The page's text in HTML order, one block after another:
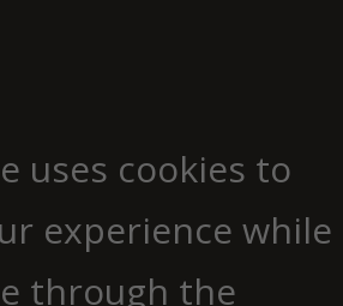
uses cookies to
experience while
through the